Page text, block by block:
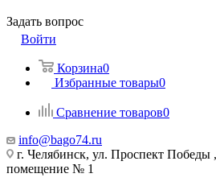
Задать вопрос
Войти
Корзина0
Избранные товары0
Сравнение товаров0
info@bago74.ru
г. Челябинск, ул. Проспект
помещение № 1